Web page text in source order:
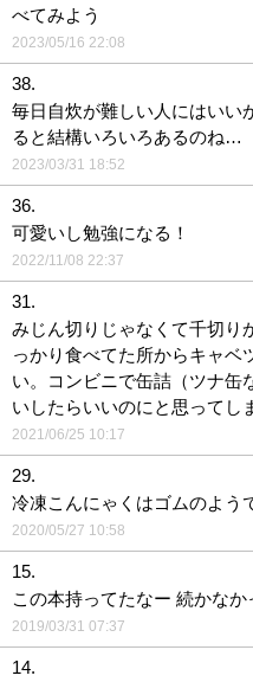
べてみよう
2023/05/16 22:08
38.
毎日自炊が難しい人にはいい
ると結構いろいろあるのね…
2023/03/31 18:52
36.
可愛いし勉強になる！
2022/11/08 22:37
31.
みじん切りじゃなくて千切り
っかり食べてた所からキャベ
い。コンビニで缶詰（ツナ缶
いしたらいいのにと思ってし
2021/06/25 10:17
29.
冷凍こんにゃくはゴムのよう
2020/05/27 10:58
15.
この本持ってたなー 続かなか
2019/03/31 07:37
14.